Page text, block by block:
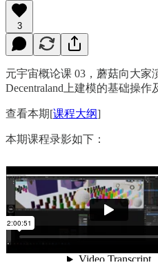
3
元宇宙概论课 03，蘑菇向大家
Decentraland上建模的基础操作
查看本期[课程大纲]
本期课程录影如下：